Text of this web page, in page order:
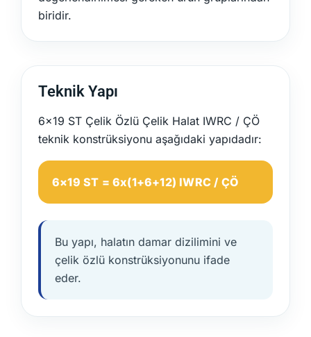
biridir.
Teknik Yapı
6x19 ST Çelik Özlü Çelik Halat IWRC / ÇÖ
teknik konstrüksiyonu aşağıdaki yapıdadır:
6×19 ST = 6x(1+6+12) IWRC / ÇÖ
Bu yapı, halatın damar dizilimini ve
çelik özlü konstrüksiyonunu ifade
eder.